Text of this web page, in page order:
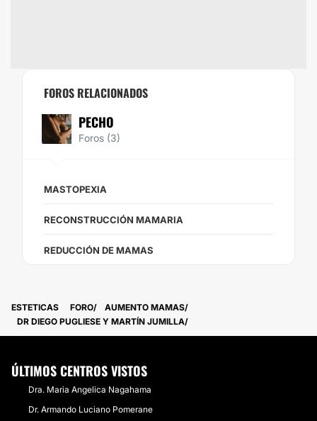
FOROS RELACIONADOS
PECHO
Foros (3)
MASTOPEXIA
RECONSTRUCCIÓN MAMARIA
REDUCCIÓN DE MAMAS
ESTETICAS FORO
AUMENTO MAMAS
DR DIEGO PUGLIESE Y MARTÍN JUMILLA
ÚLTIMOS CENTROS VISTOS
Dra. Maria Angelica Nagahama
Dr. Armando Luciano Pomerane